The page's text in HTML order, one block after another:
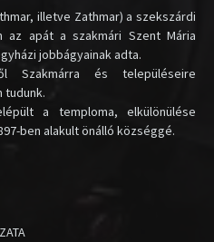
illetve Zathmar) a szekszárdi
az apát a szakmári Szent Mária
jobbágyainak adta.
Szakmárra és településeire
tudunk.
a temploma, elkülönülése
ben alakult önálló községgé.